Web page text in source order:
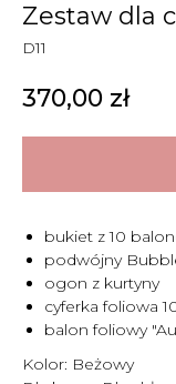
Zestaw dla
D11
370,00 zł
bukiet z 10
podwójny
ogon z kurtyny
cyferka foliowa
balon foliowy
Kolor: Beżowy